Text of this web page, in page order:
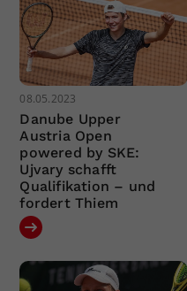
08.05.2023
Danube Upper
Austria Open
powered by SKE:
Ujvary schafft
Qualifikation – und
fordert Thiem